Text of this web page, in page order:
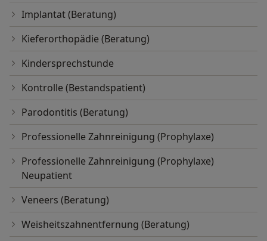
Implantat (Beratung)
Kieferorthopädie (Beratung)
Kindersprechstunde
Kontrolle (Bestandspatient)
Parodontitis (Beratung)
Professionelle Zahnreinigung (Prophylaxe)
Professionelle Zahnreinigung (Prophylaxe)
Neupatient
Veneers (Beratung)
Weisheitszahnentfernung (Beratung)